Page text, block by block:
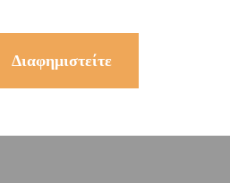
Διαφημιστείτε